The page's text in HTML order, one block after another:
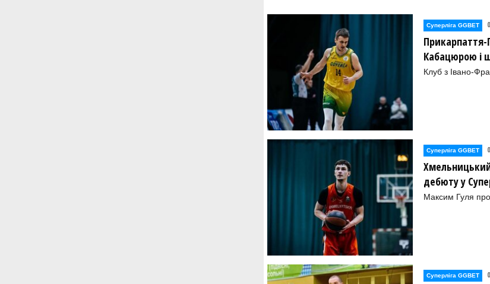
Суперліга GGBET
Прикарпаття-
Кабацюрою і
Клуб з Івано-
Суперліга GGBET
дебюту у
Максим Гуля
Суперліга GGBET